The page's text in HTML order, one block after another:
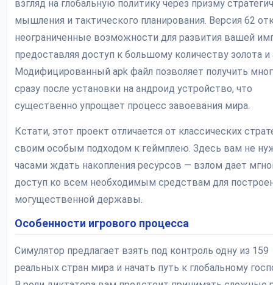
взгляд на глобальную политику через призму
мышления и тактического планирования. Версия 62
неограниченные возможности для развития вашей
предоставляя доступ к большому количеству золота и
Модифицированный apk файл позволяет получить
сразу после установки на андроид устройство, что
существенно упрощает процесс завоевания мира.
Кстати, этот проект отличается от классических
своим особым подходом к геймплею. Здесь вам не
часами ждать накопления ресурсов — взлом дает
доступ ко всем необходимым средствам для
могущественной державы.
Особенности игрового процесса
Симулятор предлагает взять под контроль одну из 159
реальных стран мира и начать путь к глобальному